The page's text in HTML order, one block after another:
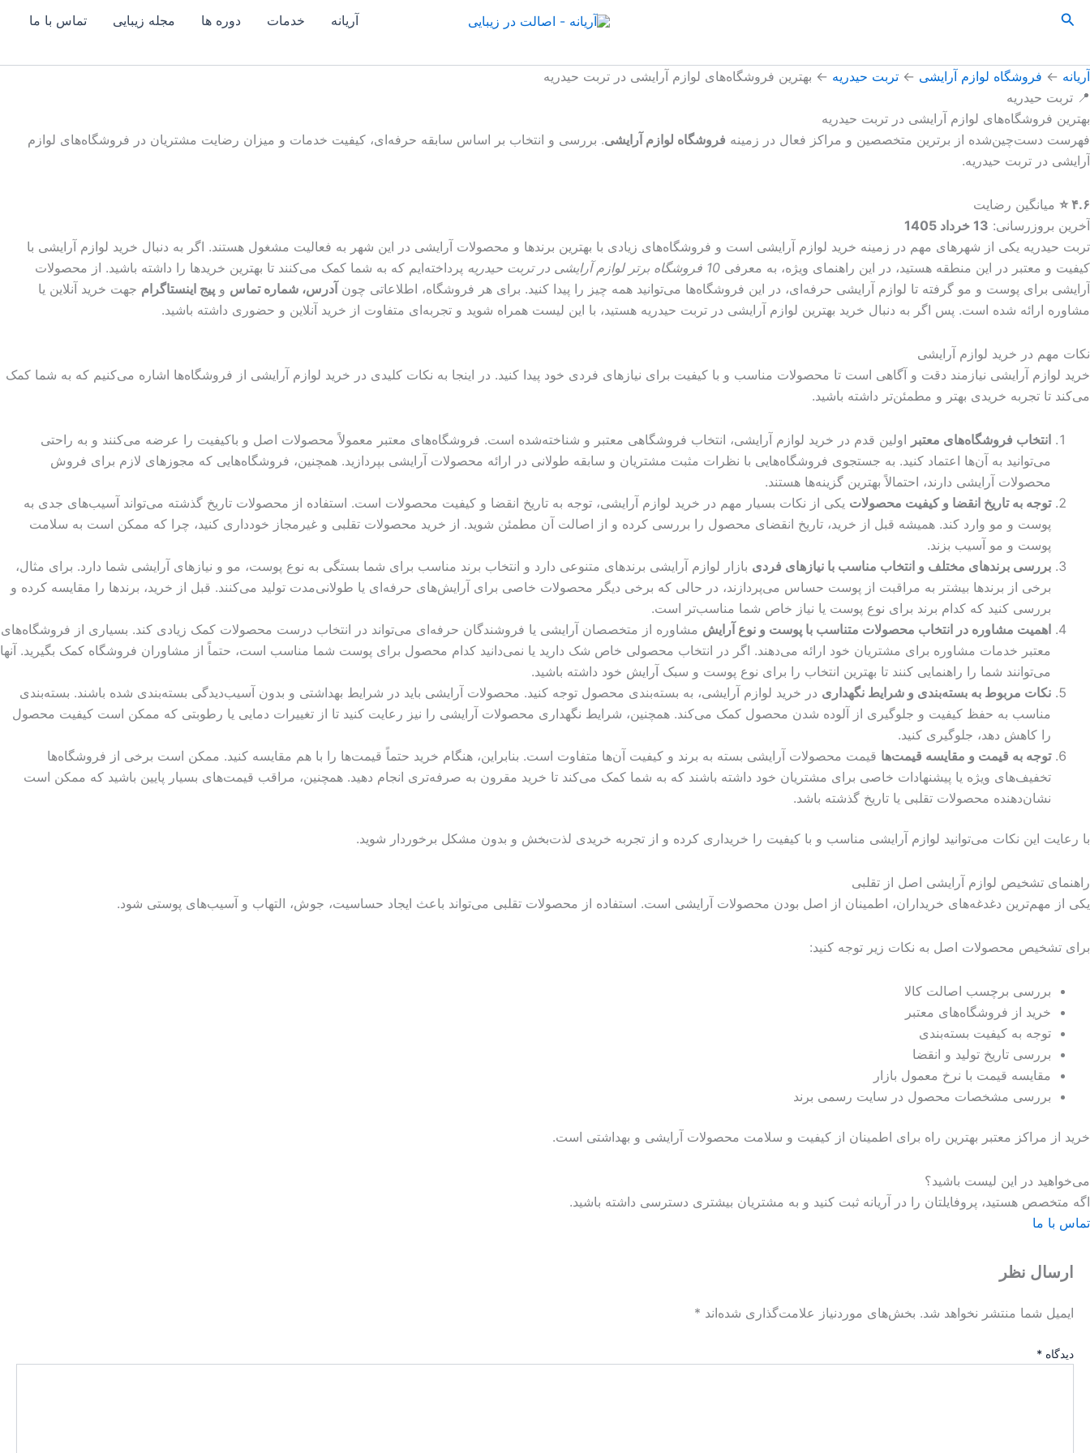
پرشجستجو آریانه خدمات دوره ها مجله زیبایی تماس با ما
آریانه ← فروشگاه لوازم آرایشی ← تربت حیدریه ← بهترین فروشگاه‌های لوازم آرایشی در تربت حیدریه
📍 تربت حیدریه
بهترین فروشگاه‌های لوازم آرایشی در تربت حیدریه
فهرست دست‌چین‌شده از برترین متخصصین و مراکز فعال در زمینه فروشگاه لوازم آرایشی. بررسی و انتخاب بر اساس سابقه حرفه‌ای، کیفیت خدمات و میزان رضایت مشتریان در فروشگاه‌های لوازم
آرایشی در تربت حیدریه.
۴.۶ ⭐
میانگین رضایت
آخرین بروزرسانی: 13 خرداد 1405
تربت حیدریه یکی از شهرهای مهم در زمینه خرید لوازم آرایشی است و فروشگاه‌های زیادی با بهترین برندها و محصولات آرایشی در این شهر به فعالیت مشغول هستند. اگر به دنبال خرید لوازم آرایشی با
کیفیت و معتبر در این منطقه هستید، در این راهنمای ویژه، به معرفی 10 فروشگاه برتر لوازم آرایشی در تربت حیدریه
پرداخته‌ایم که به شما کمک می‌کنند تا بهترین خریدها را داشته باشید. از محصولات
آرایشی برای پوست و مو گرفته تا لوازم آرایشی حرفه‌ای، در این فروشگاه‌ها می‌توانید همه چیز را پیدا کنید. برای هر فروشگاه، اطلاعاتی چون آدرس، شماره تماس و پیج اینستاگرام جهت خرید آنلاین یا
مشاوره ارائه شده است. پس اگر به دنبال خرید بهترین لوازم آرایشی در تربت حیدریه هستید، با این لیست همراه شوید و تجربه‌ای متفاوت از خرید آنلاین و حضوری داشته باشید.
نکات مهم در خرید لوازم آرایشی
خرید لوازم آرایشی نیازمند دقت و آگاهی است تا محصولات مناسب و با کیفیت برای نیازهای فردی خود پیدا کنید. در اینجا به نکات کلیدی در خرید لوازم آرایشی از فروشگاه‌ها اشاره می‌کنیم که به شما کمک
می‌کند تا تجربه خریدی بهتر و مطمئن‌تر داشته باشید.
انتخاب فروشگاه‌های معتبر اولین قدم در خرید لوازم آرایشی، انتخاب فروشگاهی معتبر و شناخته‌شده است. فروشگاه‌های معتبر معمولاً محصولات اصل و باکیفیت را عرضه می‌کنند و به راحتی
می‌توانید به آن‌ها اعتماد کنید. به جستجوی فروشگاه‌هایی با نظرات مثبت مشتریان و سابقه طولانی در ارائه محصولات آرایشی بپردازید. همچنین، فروشگاه‌هایی که مجوزهای لازم برای فروش
محصولات آرایشی دارند، احتمالاً بهترین گزینه‌ها هستند.
توجه به تاریخ انقضا و کیفیت محصولات یکی از نکات بسیار مهم در خرید لوازم آرایشی، توجه به تاریخ انقضا و کیفیت محصولات است. استفاده از محصولات تاریخ گذشته می‌تواند آسیب‌های جدی به
پوست و مو وارد کند. همیشه قبل از خرید، تاریخ انقضای محصول را بررسی کرده و از اصالت آن مطمئن شوید. از خرید محصولات تقلبی و غیرمجاز خودداری کنید، چرا که ممکن است به سلامت
پوست و مو آسیب بزند.
بررسی برندهای مختلف و انتخاب مناسب با نیازهای فردی بازار لوازم آرایشی برندهای متنوعی دارد و انتخاب برند مناسب برای شما بستگی به نوع پوست، مو و نیازهای آرایشی شما دارد. برای مثال،
برخی از برندها بیشتر به مراقبت از پوست حساس می‌پردازند، در حالی که برخی دیگر محصولات خاصی برای آرایش‌های حرفه‌ای یا طولانی‌مدت تولید می‌کنند. قبل از خرید، برندها را مقایسه کرده و
بررسی کنید که کدام برند برای نوع پوست یا نیاز خاص شما مناسب‌تر است.
اهمیت مشاوره در انتخاب محصولات متناسب با پوست و نوع آرایش مشاوره از متخصصان آرایشی یا فروشندگان حرفه‌ای می‌تواند در انتخاب درست محصولات کمک زیادی کند. بسیاری از فروشگاه‌های
معتبر خدمات مشاوره برای مشتریان خود ارائه می‌دهند. اگر در انتخاب محصولی خاص شک دارید یا نمی‌دانید کدام محصول برای پوست شما مناسب است، حتماً از مشاوران فروشگاه کمک بگیرید. آنها
می‌توانند شما را راهنمایی کنند تا بهترین انتخاب را برای نوع پوست و سبک آرایش خود داشته باشید.
نکات مربوط به بسته‌بندی و شرایط نگهداری در خرید لوازم آرایشی، به بسته‌بندی محصول توجه کنید. محصولات آرایشی باید در شرایط بهداشتی و بدون آسیب‌دیدگی بسته‌بندی شده باشند. بسته‌بندی
مناسب به حفظ کیفیت و جلوگیری از آلوده شدن محصول کمک می‌کند. همچنین، شرایط نگهداری محصولات آرایشی را نیز رعایت کنید تا از تغییرات دمایی یا رطوبتی که ممکن است کیفیت محصول
را کاهش دهد، جلوگیری کنید.
توجه به قیمت و مقایسه قیمت‌ها قیمت محصولات آرایشی بسته به برند و کیفیت آن‌ها متفاوت است. بنابراین، هنگام خرید حتماً قیمت‌ها را با هم مقایسه کنید. ممکن است برخی از فروشگاه‌ها
تخفیف‌های ویژه یا پیشنهادات خاصی برای مشتریان خود داشته باشند که به شما کمک می‌کند تا خرید مقرون به صرفه‌تری انجام دهید. همچنین، مراقب قیمت‌های بسیار پایین باشید که ممکن است
نشان‌دهنده محصولات تقلبی یا تاریخ گذشته باشد.
با رعایت این نکات می‌توانید لوازم آرایشی مناسب و با کیفیت را خریداری کرده و از تجربه خریدی لذت‌بخش و بدون مشکل برخوردار شوید.
راهنمای تشخیص لوازم آرایشی اصل از تقلبی
یکی از مهم‌ترین دغدغه‌های خریداران، اطمینان از اصل بودن محصولات آرایشی است. استفاده از محصولات تقلبی می‌تواند باعث ایجاد حساسیت، جوش، التهاب و آسیب‌های پوستی شود.
برای تشخیص محصولات اصل به نکات زیر توجه کنید:
بررسی برچسب اصالت کالا
خرید از فروشگاه‌های معتبر
توجه به کیفیت بسته‌بندی
بررسی تاریخ تولید و انقضا
مقایسه قیمت با نرخ معمول بازار
بررسی مشخصات محصول در سایت رسمی برند
خرید از مراکز معتبر بهترین راه برای اطمینان از کیفیت و سلامت محصولات آرایشی و بهداشتی است.
می‌خواهید در این لیست باشید؟
اگه متخصص هستید، پروفایلتان را در آریانه ثبت کنید و به مشتریان بیشتری دسترسی داشته باشید.
تماس با ما
ارسال نظر
ایمیل شما منتشر نخواهد شد. بخش‌های موردنیاز علامت‌گذاری شده‌اند *
دیدگاه *